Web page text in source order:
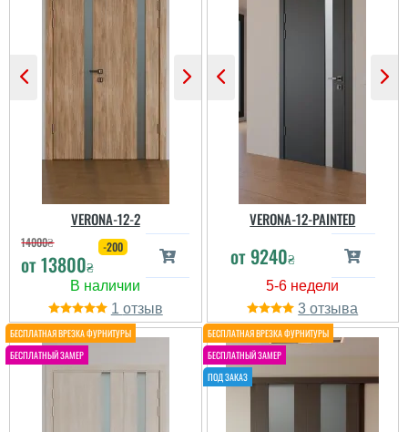
VERONA-12-2
14000₴
от13800₴
-200
1
VERONA-12-PAINTED
от9240₴
3